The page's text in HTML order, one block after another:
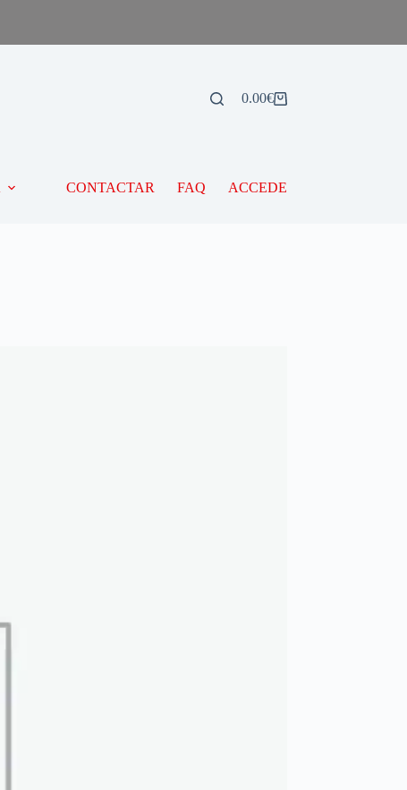
0.00€
CONTACTAR FAQ ACCEDE